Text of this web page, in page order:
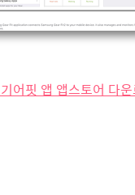
어핏 앱 앱스토어 다